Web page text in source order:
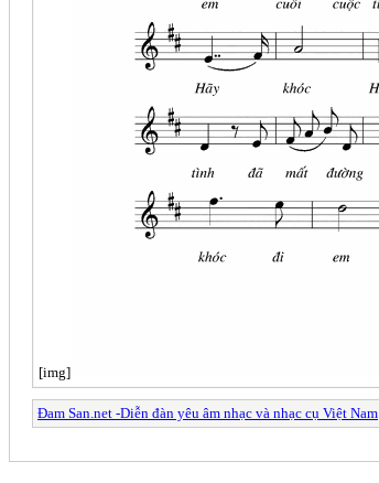
[img]
Đam San.net -Diễn đàn yêu âm nhạc và nhạc cụ Việt Nam